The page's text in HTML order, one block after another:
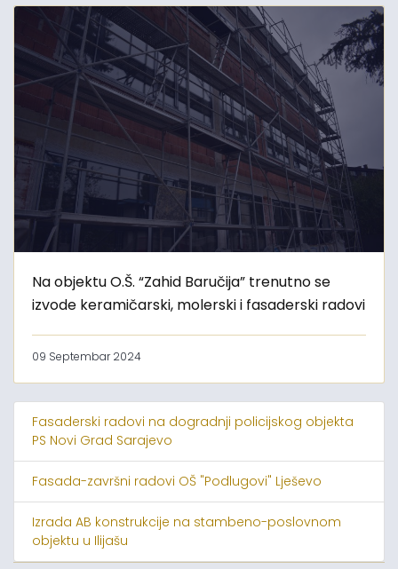
Na objektu O.Š. “Zahid Baručija” trenutno se
izvode keramičarski, molerski i fasaderski radovi
09 Septembar 2024
Fasaderski radovi na dogradnji policijskog objekta
PS Novi Grad Sarajevo
Fasada-završni radovi OŠ "Podlugovi" Lješevo
Izrada AB konstrukcije na stambeno-poslovnom
objektu u Ilijašu